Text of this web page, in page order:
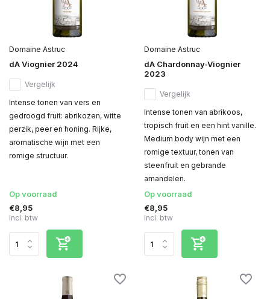
Domaine Astruc
dA Viognier 2024
Vergelijk
Intense tonen van vers en
gedroogd fruit: abrikozen, witte
perzik, peer en honing. Rijke,
aromatische wijn met een
romige structuur.
Op voorraad
€8,95
Incl. btw
Domaine Astruc
dA Chardonnay-Viognier
2023
Vergelijk
Intense tonen van abrikoos,
tropisch fruit en een hint vanille.
Medium body wijn met een
romige textuur, tonen van
steenfruit en gebrande
amandelen.
Op voorraad
€8,95
Incl. btw